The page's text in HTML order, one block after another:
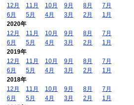
12月
11月 10月 9月 8月
7月
6月
5月 4月 3月 2月
1月
2020年
12月
11月 10月 9月 8月
7月
6月
5月 4月 3月 2月
1月
2019年
12月
11月 10月 9月 8月
7月
6月
5月 4月 3月 2月
1月
2018年
12月
11月 10月 9月 8月
7月
6月
5月 4月 3月 2月
1月